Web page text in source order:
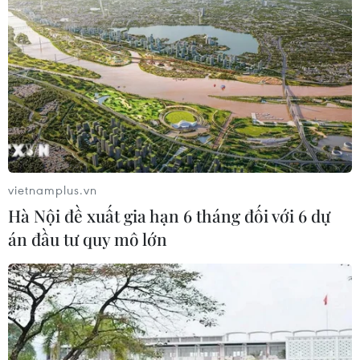
Việt Nam cần theo dõi chặt chẽ các
biện pháp phòng vệ thương mại tại
Canada
08/08/2026 00:39
Libya tiến gần hơn tới mục tiêu khai
thác 2 triệu thùng dầu mỗi ngày
08/08/2026 00:12
Việt Nam khẳng định vị thế tại triển
lãm thương mại quốc tế của Ấn Độ
07/08/2026 23:08
vietnamplus.vn
Hà Nội đề xuất gia hạn 6 tháng đối với 6 dự
án đầu tư quy mô lớn